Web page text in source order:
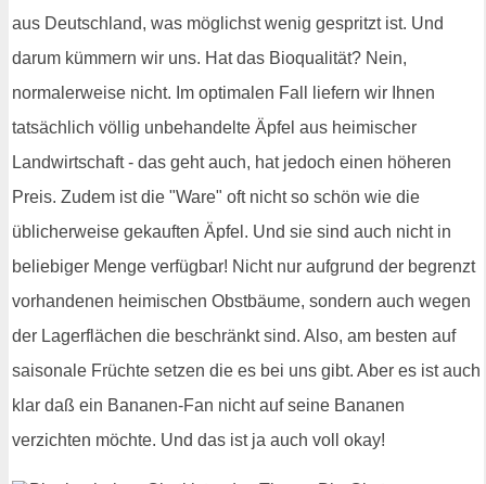
aus Deutschland, was möglichst wenig gespritzt ist. Und
darum kümmern wir uns. Hat das Bioqualität? Nein,
normalerweise nicht. Im optimalen Fall liefern wir Ihnen
tatsächlich völlig unbehandelte Äpfel aus heimischer
Landwirtschaft - das geht auch, hat jedoch einen höheren
Preis. Zudem ist die "Ware" oft nicht so schön wie die
üblicherweise gekauften Äpfel. Und sie sind auch nicht in
beliebiger Menge verfügbar! Nicht nur aufgrund der begrenzt
vorhandenen heimischen Obstbäume, sondern auch wegen
der Lagerflächen die beschränkt sind. Also, am besten auf
saisonale Früchte setzen die es bei uns gibt. Aber es ist auch
klar daß ein Bananen-Fan nicht auf seine Bananen
verzichten möchte. Und das ist ja auch voll okay!